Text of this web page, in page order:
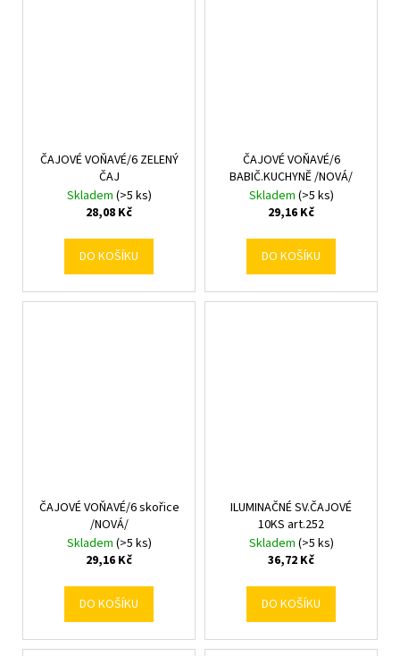
ČAJOVÉ VOŇAVÉ/6 ZELENÝ
ČAJ
Skladem (>5 ks)
28,08 Kč
DO KOŠÍKU
ČAJOVÉ VOŇAVÉ/6
BABIČ.KUCHYNĚ /NOVÁ/
Skladem (>5 ks)
29,16 Kč
DO KOŠÍKU
ČAJOVÉ VOŇAVÉ/6 skořice
/NOVÁ/
Skladem (>5 ks)
29,16 Kč
DO KOŠÍKU
ILUMINAČNÉ SV.ČAJOVÉ
10KS art.252
Skladem (>5 ks)
36,72 Kč
DO KOŠÍKU